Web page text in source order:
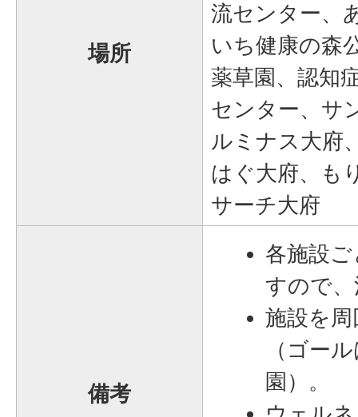
場所
流センター、
いち健康の森
薬草園、認知
センター、サ
ルミナス大府
はぐ大府、も
サーチ大府
備考
各施設
すので
施設を
（ゴー
園）。